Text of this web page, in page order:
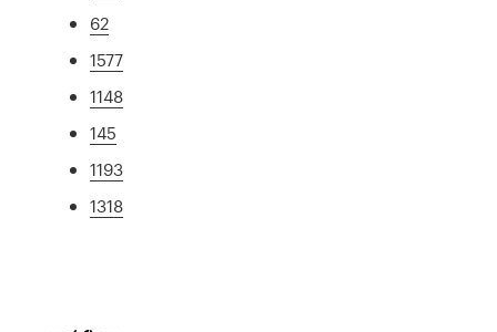
62
1577
1148
145
1193
1318